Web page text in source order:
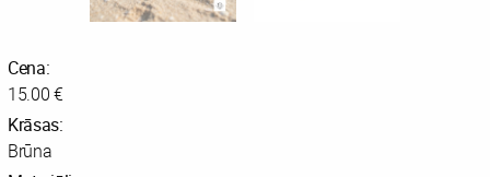
Cena:
15.00 €
Krāsas:
Brūna